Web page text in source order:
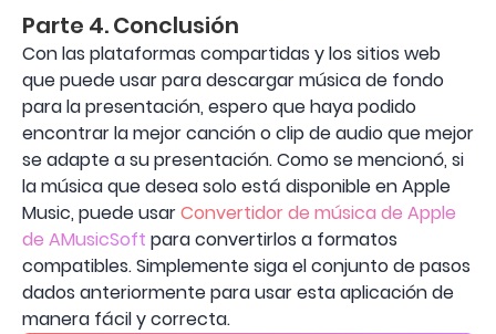
Parte 4. Conclusión
Con las plataformas compartidas y los sitios web
que puede usar para descargar música de fondo
para la presentación, espero que haya podido
encontrar la mejor canción o clip de audio que mejor
se adapte a su presentación. Como se mencionó, si
la música que desea solo está disponible en Apple
Music, puede usarConvertidor de música de Apple
de AMusicSoft para convertirlos a formatos
compatibles. Simplemente siga el conjunto de pasos
dados anteriormente para usar esta aplicación de
manera fácil y correcta.